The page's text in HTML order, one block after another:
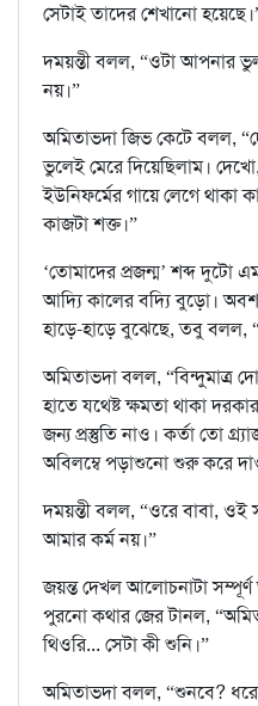
সেটাই তাদের শেখানো
দময়ন্তী বলল, “ওটা আপনার
নয়।”
অমিতাভদা জিভ কেটে বলল,
ভুলেই মেরে দিয়েছিলাম।
ইউনিফর্মের গায়ে লেগে থাকা
কাজটা শক্ত।”
‘তোমাদের প্রজন্ম’ শব্দ দুটো
আদ্যি কালের বদ্যি বুড়ো।
হাড়ে-হাড়ে বুঝেছে, তবু বলল,
অমিতাভদা বলল, “বিন্দুমাত্র
হাতে যথেষ্ট ক্ষমতা থাকা
জন্য প্রস্তুতি নাও। কর্তা তো
অবিলম্বে পড়াশুনো শুরু করে
দময়ন্তী বলল, “ওরে বাবা, ওই
আমার কর্ম নয়।”
জয়ন্ত দেখল আলোচনাটা
পুরনো কথার জের টানল,
থিওরি... সেটা কী শুনি।”
অমিতাভদা বলল, “শুনবে?